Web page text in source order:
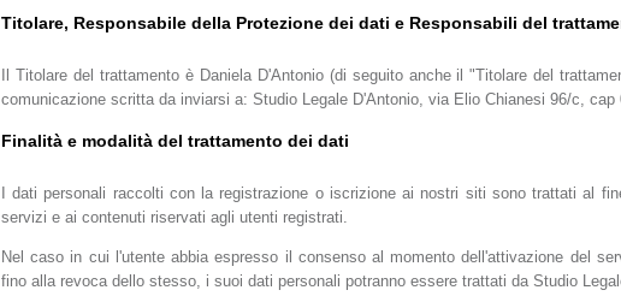
Titolare, Responsabile della Protezione dei dati e Responsabili del
Il Titolare del trattamento è Daniela D'Antonio (di seguito anche il "Titolare del
comunicazione scritta da inviarsi a: Studio Legale D'Antonio, via Elio Chianesi 96/c, cap
Finalità e modalità del trattamento dei dati
I dati personali raccolti con la registrazione o iscrizione ai nostri siti sono trattati al
servizi e ai contenuti riservati agli utenti registrati.
Nel caso in cui l'utente abbia espresso il consenso al momento dell'attivazione del
fino alla revoca dello stesso, i suoi dati personali potranno essere trattati da Studio